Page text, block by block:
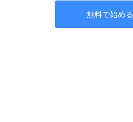
無料で始める